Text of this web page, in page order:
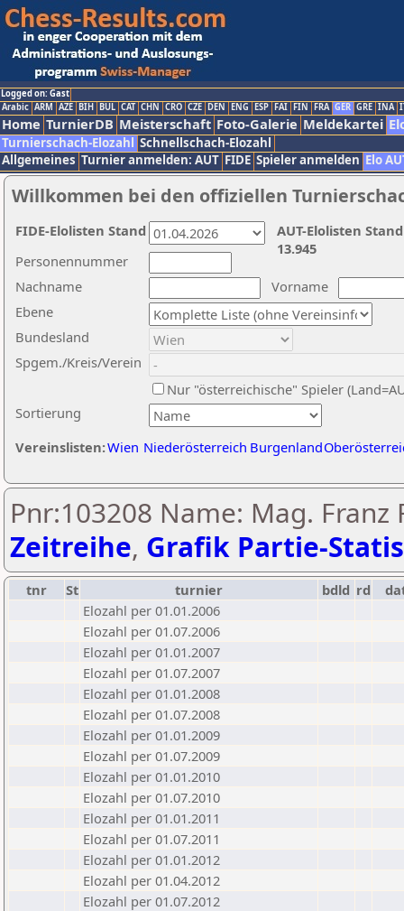
Logged on: Gast
Arabic ARM AZE BIH BUL CAT CHN CRO CZE DEN ENG ESP FAI FIN FRA GER GRE INA
Home TurnierDB Meisterschaft Foto-Galerie Meldekartei
Turnierschach-Elozahl Schnellschach-Elozahl
Allgemeines Turnier anmelden: AUT FIDE Spieler anmelden Elo
Willkommen bei den offiziellen
Nachname
Vorname
Ebene
Sortierung
Personennummer
Bundesland
Spgem./Kreis/Verein
Nur "österreichische" Spieler
Vereinslisten:Wien Niederösterreich Burgenland
AUT-Elolisten
13.945
FIDE-Elolisten Stand
Pnr:103208 Name: Mag. Franz
Zeitreihe, Grafik Partie-
tnr St turnier bdld rd
Elozahl per 01.01.2006
Elozahl per 01.07.2006
Elozahl per 01.01.2007
Elozahl per 01.07.2007
Elozahl per 01.01.2008
Elozahl per 01.07.2008
Elozahl per 01.01.2009
Elozahl per 01.07.2009
Elozahl per 01.01.2010
Elozahl per 01.07.2010
Elozahl per 01.01.2011
Elozahl per 01.07.2011
Elozahl per 01.01.2012
Elozahl per 01.04.2012
Elozahl per 01.07.2012